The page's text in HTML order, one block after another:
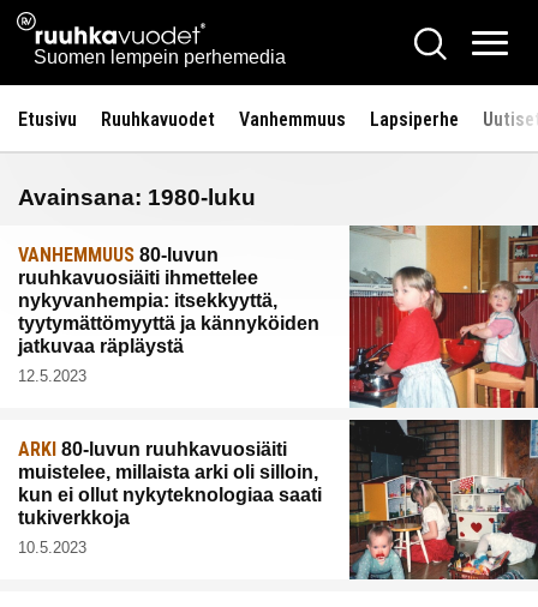
Siirry
sisältöön
Ruuhkavuodet.fi
Suomen lempein perhemedia
Hae
Etusivu Ruuhkavuodet Vanhemmuus Lapsiperhe
Avainsana: 1980-luku
VANHEMMUUS 80-luvun
ruuhkavuosiäiti ihmettelee
nykyvanhempia: itsekkyyttä,
tyytymättömyyttä ja kännyköiden
jatkuvaa räpläystä
12.5.2023
ARKI 80-luvun ruuhkavuosiäiti
muistelee, millaista arki oli silloin,
kun ei ollut nykyteknologiaa saati
tukiverkkoja
10.5.2023